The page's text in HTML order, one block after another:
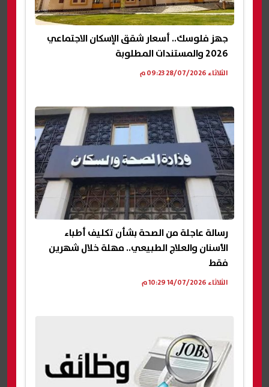
جهز فلوسك.. أسعار شقق الإسكان الاجتماعي
2026 والمستندات المطلوبة
الثلاثاء 28/07/2026 09:23 م
رسالة عاجلة من الصحة بشأن تكليف أطباء
الأسنان والعلاج الطبيعي.. مهلة خلال شهرين
فقط
الثلاثاء 14/07/2026 10:29 م